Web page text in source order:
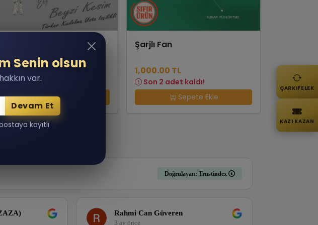
Kızılelma Erzurum
TL
Son 1 adet kaldı!
Sepete Ekle
Şarjlı Fan
1,000.00 TL
Son 2 adet kaldı!
Sepete Ekle
Doğrulayan: Trustindex
Rahmi Can Güveren
3 ay önce
ÇARKIFELEK
KAZI KAZAN
Senin olsun
var.
Devam Et
kayıtlı